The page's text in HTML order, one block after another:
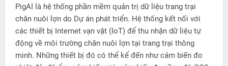
PigAI là hệ thống phần mềm quản trị dữ liệu trang trại
chăn nuôi lợn do Dự án phát triển. Hệ thống kết nối với
các thiết bị Internet vạn vật (IoT) để thu nhận dữ liệu tự
động về môi trường chăn nuôi lợn tại trang trại thông
minh. Những thiết bị đó có thể kể đến như cảm biến đo